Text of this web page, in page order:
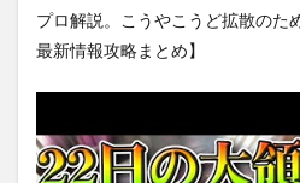
プロ解説。こうやこうど拡散のた
最新情報攻略まとめ】